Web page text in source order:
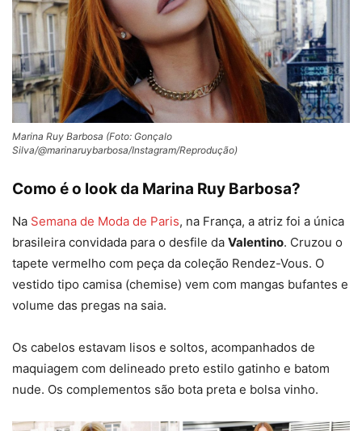
Marina Ruy Barbosa (Foto: Gonçalo
Silva/@marinaruybarbosa/Instagram/Reprodução)
Como é o look da Marina Ruy Barbosa?
Na Semana de Moda de Paris, na França, a atriz foi a única
brasileira convidada para o desfile da Valentino. Cruzou o
tapete vermelho com peça da coleção Rendez-Vous. O
vestido tipo camisa (chemise) vem com mangas bufantes e
volume das pregas na saia.
Os cabelos estavam lisos e soltos, acompanhados de
maquiagem com delineado preto estilo gatinho e batom
nude. Os complementos são bota preta e bolsa vinho.